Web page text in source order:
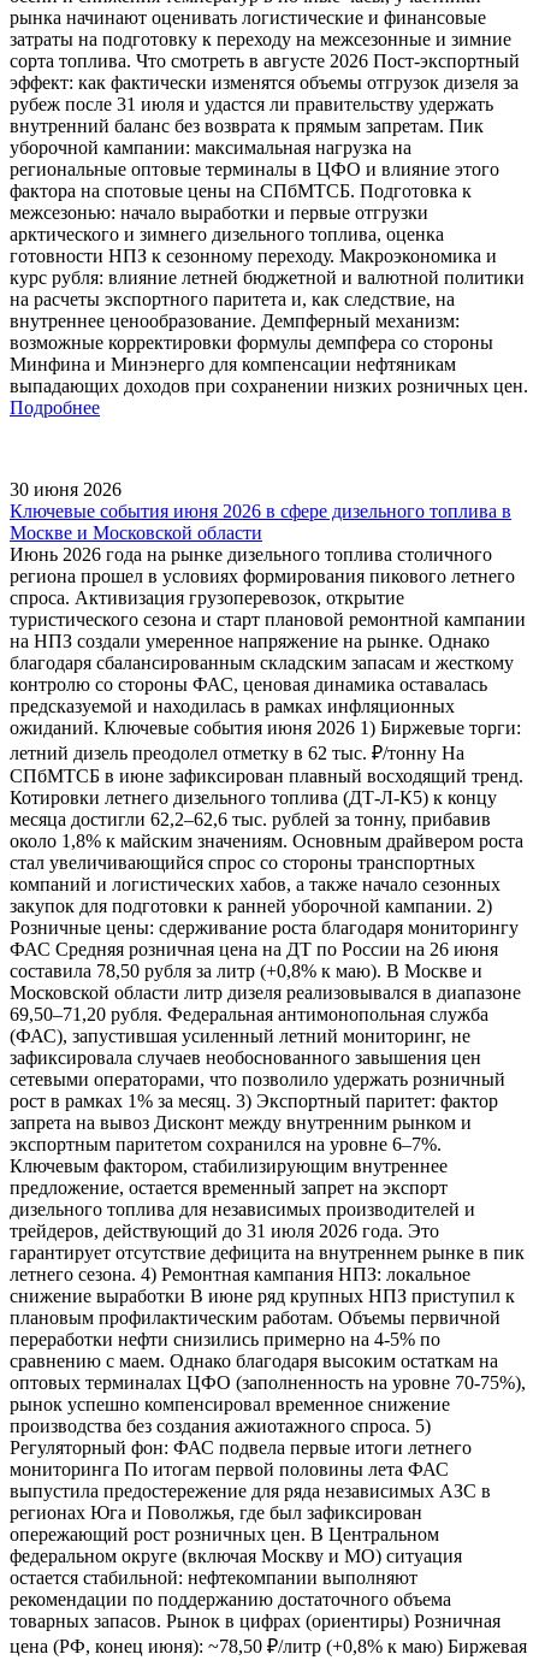
рынка начинают оценивать логистические и финансовые
затраты на подготовку к переходу на межсезонные и зимние
сорта топлива. Что смотреть в августе 2026 Пост-экспортный
эффект: как фактически изменятся объемы отгрузок дизеля за
рубеж после 31 июля и удастся ли правительству удержать
внутренний баланс без возврата к прямым запретам. Пик
уборочной кампании: максимальная нагрузка на
региональные оптовые терминалы в ЦФО и влияние этого
фактора на спотовые цены на СПбМТСБ. Подготовка к
межсезонью: начало выработки и первые отгрузки
арктического и зимнего дизельного топлива, оценка
готовности НПЗ к сезонному переходу. Макроэкономика и
курс рубля: влияние летней бюджетной и валютной политики
на расчеты экспортного паритета и, как следствие, на
внутреннее ценообразование. Демпферный механизм:
возможные корректировки формулы демпфера со стороны
Минфина и Минэнерго для компенсации нефтяникам
выпадающих доходов при сохранении низких розничных цен.
Подробнее
30 июня 2026
Ключевые события июня 2026 в сфере дизельного топлива в
Москве и Московской области
Июнь 2026 года на рынке дизельного топлива столичного
региона прошел в условиях формирования пикового летнего
спроса. Активизация грузоперевозок, открытие
туристического сезона и старт плановой ремонтной кампании
на НПЗ создали умеренное напряжение на рынке. Однако
благодаря сбалансированным складским запасам и жесткому
контролю со стороны ФАС, ценовая динамика оставалась
предсказуемой и находилась в рамках инфляционных
ожиданий. Ключевые события июня 2026 1) Биржевые торги:
летний дизель преодолел отметку в 62 тыс. ₽/тонну На
СПбМТСБ в июне зафиксирован плавный восходящий тренд.
Котировки летнего дизельного топлива (ДТ-Л-К5) к концу
месяца достигли 62,2–62,6 тыс. рублей за тонну, прибавив
около 1,8% к майским значениям. Основным драйвером роста
стал увеличивающийся спрос со стороны транспортных
компаний и логистических хабов, а также начало сезонных
закупок для подготовки к ранней уборочной кампании. 2)
Розничные цены: сдерживание роста благодаря мониторингу
ФАС Средняя розничная цена на ДТ по России на 26 июня
составила 78,50 рубля за литр (+0,8% к маю). В Москве и
Московской области литр дизеля реализовывался в диапазоне
69,50–71,20 рубля. Федеральная антимонопольная служба
(ФАС), запустившая усиленный летний мониторинг, не
зафиксировала случаев необоснованного завышения цен
сетевыми операторами, что позволило удержать розничный
рост в рамках 1% за месяц. 3) Экспортный паритет: фактор
запрета на вывоз Дисконт между внутренним рынком и
экспортным паритетом сохранился на уровне 6–7%.
Ключевым фактором, стабилизирующим внутреннее
предложение, остается временный запрет на экспорт
дизельного топлива для независимых производителей и
трейдеров, действующий до 31 июля 2026 года. Это
гарантирует отсутствие дефицита на внутреннем рынке в пик
летнего сезона. 4) Ремонтная кампания НПЗ: локальное
снижение выработки В июне ряд крупных НПЗ приступил к
плановым профилактическим работам. Объемы первичной
переработки нефти снизились примерно на 4-5% по
сравнению с маем. Однако благодаря высоким остаткам на
оптовых терминалах ЦФО (заполненность на уровне 70-75%),
рынок успешно компенсировал временное снижение
производства без создания ажиотажного спроса. 5)
Регуляторный фон: ФАС подвела первые итоги летнего
мониторинга По итогам первой половины лета ФАС
выпустила предостережение для ряда независимых АЗС в
регионах Юга и Поволжья, где был зафиксирован
опережающий рост розничных цен. В Центральном
федеральном округе (включая Москву и МО) ситуация
остается стабильной: нефтекомпании выполняют
рекомендации по поддержанию достаточного объема
товарных запасов. Рынок в цифрах (ориентиры) Розничная
цена (РФ, конец июня): ~78,50 ₽/литр (+0,8% к маю) Биржевая